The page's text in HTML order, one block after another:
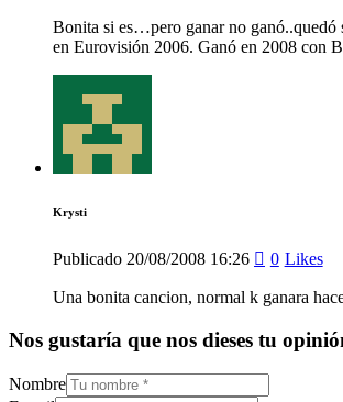
Bonita si es…pero ganar no ganó..quedó
en Eurovisión 2006. Ganó en 2008 con
Krysti
Publicado 20/08/2008 16:26 0 Likes
Una bonita cancion, normal k ganara
Nos gustaría que nos dieses tu
Nombre